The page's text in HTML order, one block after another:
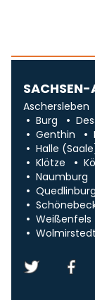
SACHSEN-
Aschersleben
Burg
Genthin
Halle
Klötze
Naumburg
Quedlinburg
Weißenfels
Wolmirstedt